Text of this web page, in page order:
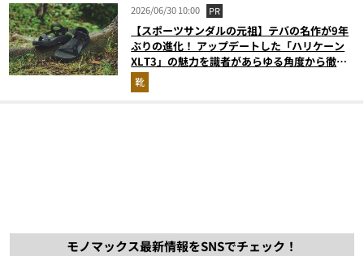
2026/06/30 10:00 PR
【スポーツサンダルの元祖】テバの名作が9年
ぶりの進化！ アップデートした「ハリケーン
XLT3」の魅力を識者があらゆる角度から徹底
解説！
靴
モノマックス最新情報をSNSでチェック！